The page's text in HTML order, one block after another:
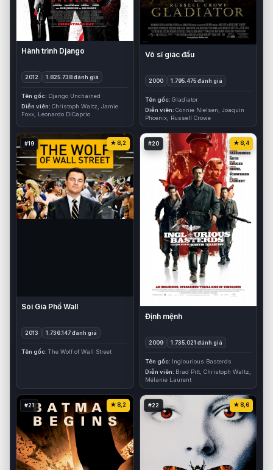
Hành trình Django
2012 1.825.738 đánh giá
Tên gốc Django Unchained
Diễn viên Christoph Waltz, Jamie
Foxx, Leonardo DiCaprio
Võ sĩ giác đấu
2000 1.795.475 đánh giá
Tên gốc Gladiator
Diễn viên Connie Nielsen, Joaquin
Phoenix, Russell Crowe
#19 8,2
Sói Già Phố Wall
2013 1.736.147 đánh giá
Tên gốc The Wolf of Wall Street
#20 8,4
Định mệnh
2009 1.735.021 đánh giá
Tên gốc Inglourious Basterds
Diễn viên
Brad Pitt, Christoph Waltz,
Mélanie Laurent
#21 8,2 #22 8,6